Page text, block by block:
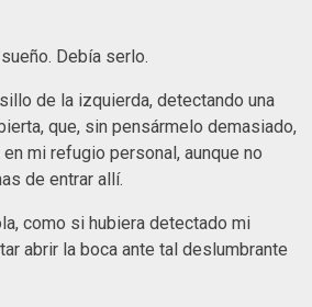
Debía serlo.
de la izquierda, detectando una
que, sin pensármelo demasiado,
mi refugio personal, aunque no
de entrar allí.
como si hubiera detectado mi
abrir la boca ante tal deslumbrante